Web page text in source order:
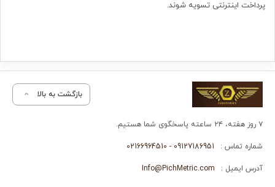
پرداخت اینترنتی تسویه شوند.
بازگشت به بالا
۷ روز هفته، ۲۴ ساعته پاسخگوی شما هستیم.
شماره تماس : 09127186951 - 02166964510
آدرس ایمیل : Info@PichMetric.com